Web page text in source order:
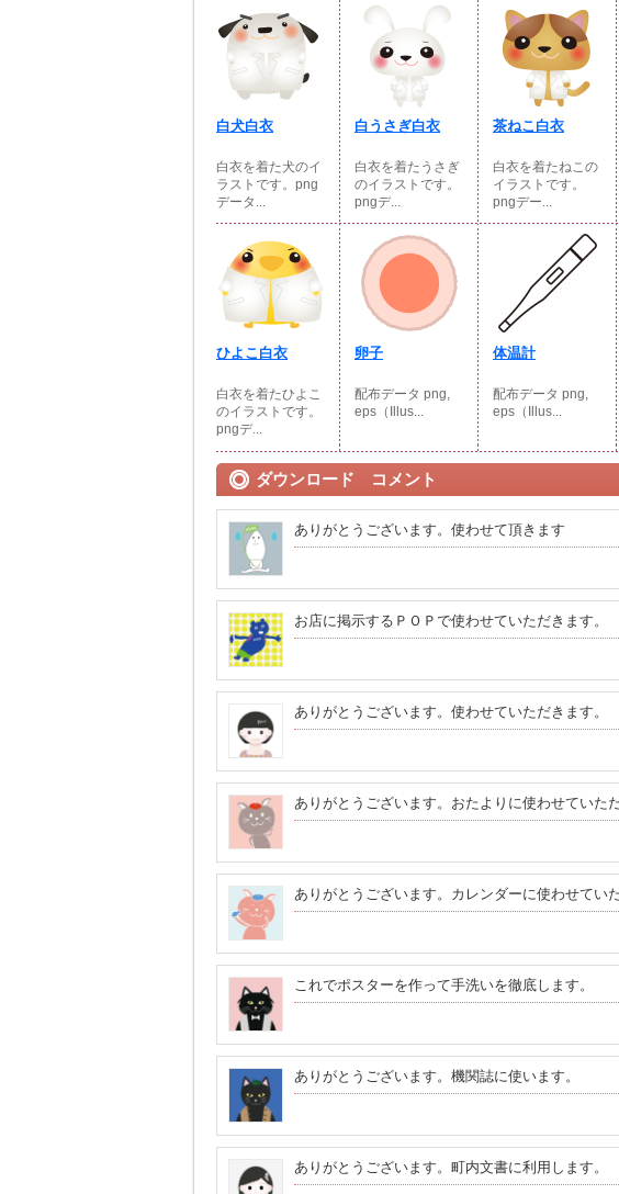
白犬白衣
白衣を着た犬のイ
ラストです。png
データ...
白うさぎ白衣
白衣を着たうさぎ
のイラストです。
pngデ...
茶ねこ白衣
白衣を着たねこの
イラストです。
pngデー...
ひよこ白衣
白衣を着たひよこ
のイラストです。
pngデ...
卵子
配布データ png,
eps（Illus...
体温計
配布データ png,
eps（Illus...
ダウンロード コメント
ありがとうございます。使わせて頂きます
お店に掲示するＰＯＰで使わせていただきます。
ありがとうございます。使わせていただきます。
ありがとうございます。おたよりに使わせていただ
ありがとうございます。カレンダーに使わせてい
これでポスターを作って手洗いを徹底します。
ありがとうございます。機関誌に使います。
ありがとうございます。町内文書に利用します。